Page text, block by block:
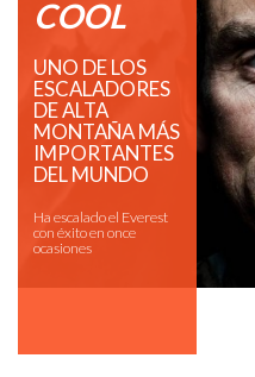
COOL
UNO DE LOS
ESCALADORES
DE ALTA
MONTAÑA MÁS
IMPORTANTES
DEL MUNDO
Ha escalado el Everest
con éxito en once
ocasiones